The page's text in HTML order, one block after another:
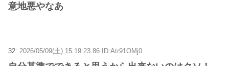
意地悪やなあ
32: 2026/05/09(土) 15:19:23.86 ID:Atr91OMj0